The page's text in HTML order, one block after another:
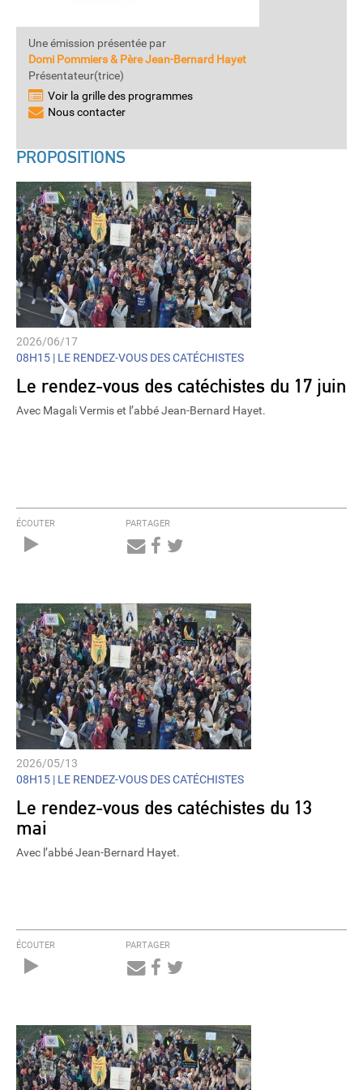
Une émission présentée par
Domi Pommiers & Père Jean-Bernard Hayet
Présentateur(trice)
Voir la grille des programmes
Nous contacter
PROPOSITIONS
2026/06/17
08H15 | LE RENDEZ-VOUS DES CATÉCHISTES
Le rendez-vous des catéchistes du 17 juin
Avec Magali Vermis et l’abbé Jean-Bernard Hayet.
ÉCOUTER PARTAGER
2026/05/13
08H15 | LE RENDEZ-VOUS DES CATÉCHISTES
Le rendez-vous des catéchistes du 13
mai
Avec l’abbé Jean-Bernard Hayet.
ÉCOUTER PARTAGER